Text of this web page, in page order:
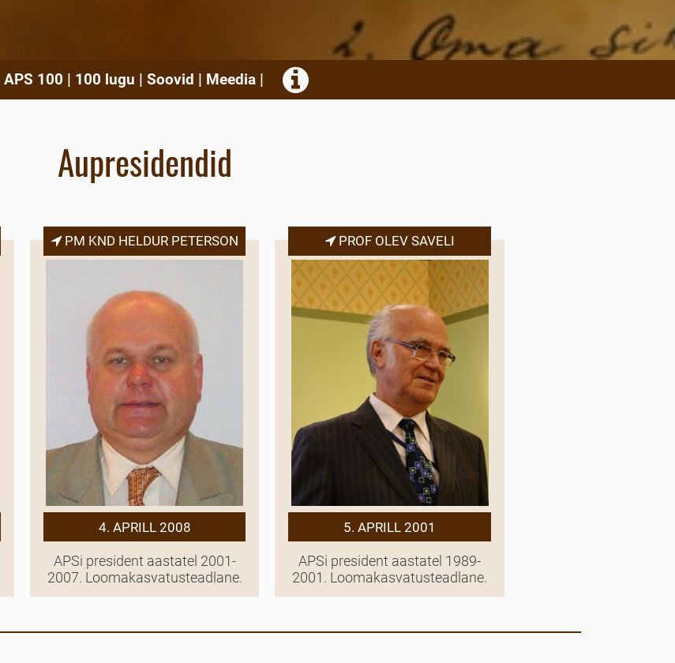
APS 100 | 100 lugu | Soovid | Meedia|
Aupresidendid
PM KND HELDUR PETERSON
4. APRILL 2008
APSi president aastatel 2001-
2007. Loomakasvatusteadlane.
PROF OLEV SAVELI
5. APRILL 2001
APSi president aastatel 1989-
2001. Loomakasvatusteadlane.